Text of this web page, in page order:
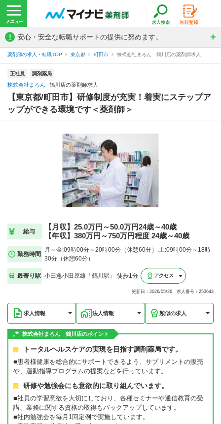
! 安心・安全な転職サポートの提供に努めます。
薬剤師の求人・転職TOP 東京都 町田市 株式会社まろん 鶴川店の薬剤師求人
正社員 調剤薬局
株式会社まろん 鶴川店の薬剤師求人
【東京都/町田市】研修制度が充実！着実にステップア
ップができる環境です＜薬剤師＞
給与
【月収】25.0万円～50.0万円24歳～40歳
【年収】380万円～750万円程度 24歳～40歳
勤務時間
月～金:09時00分～20時00分（休憩60分）,土:09時00分～18時
30分（休憩60分）
最寄り駅 小田急小田原線「鶴川駅」 徒歩1分 アクセス
更新日：2026/05/26 求人番号：253643
求人情報 法人情報 類似の求人
株式会社まろん 鶴川店のポイント
トータルヘルスケアの実現を目指す調剤薬局です。
■患者様健康を総合的にサポートできるよう、サプリメントの販売
や、運動指導プログラムの提案などを行っています。
研修や勉強会にも意欲的に取り組んでいます。
■社員の学習意欲を大切にしており、各種セミナーや通信教育の受
講、業務に関する資格の取得もバックアップしています。
■社内勉強会を毎月1回定例で実施しています。